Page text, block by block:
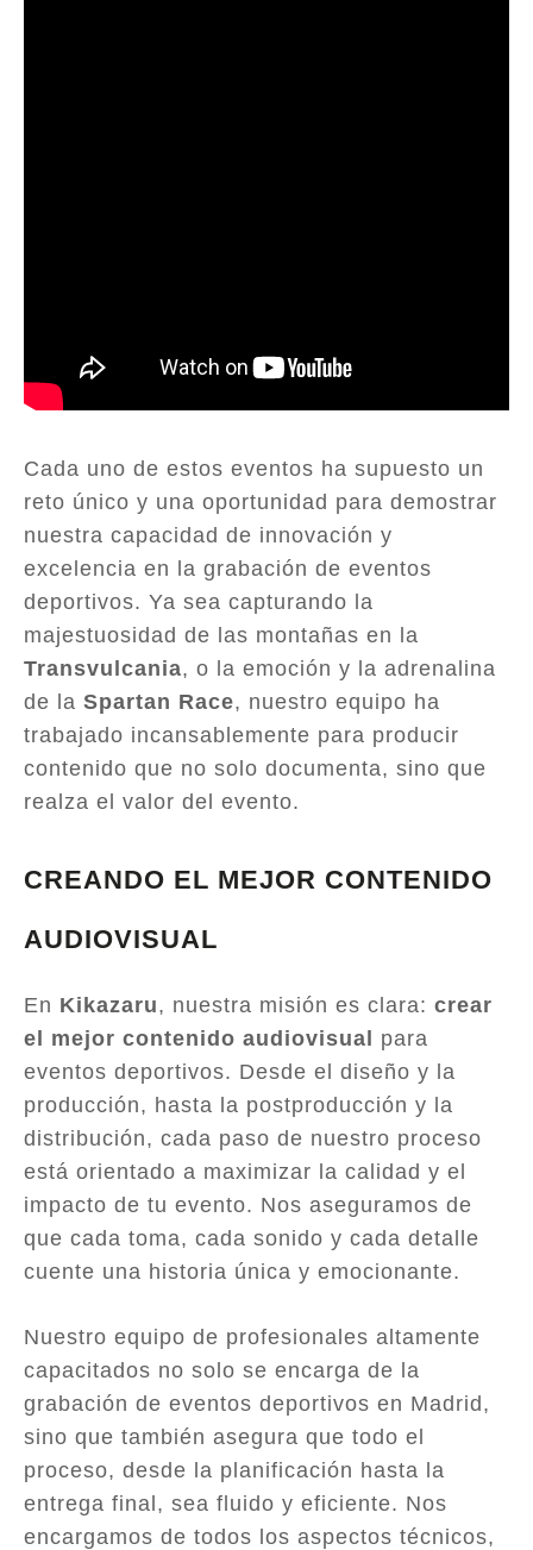
Cada uno de estos eventos ha supuesto un
reto único y una oportunidad para demostrar
nuestra capacidad de innovación y
excelencia en la grabación de eventos
deportivos. Ya sea capturando la
majestuosidad de las montañas en la
Transvulcania, o la emoción y la adrenalina
de la Spartan Race, nuestro equipo ha
trabajado incansablemente para producir
contenido que no solo documenta, sino que
realza el valor del evento.
CREANDO EL MEJOR CONTENIDO
AUDIOVISUAL
En Kikazaru, nuestra misión es clara: crear
el mejor contenido audiovisual
para
eventos deportivos. Desde el diseño y la
producción, hasta la postproducción y la
distribución, cada paso de nuestro proceso
está orientado a maximizar la calidad y el
impacto de tu evento. Nos aseguramos de
que cada toma, cada sonido y cada detalle
cuente una historia única y emocionante.
Nuestro equipo de profesionales altamente
capacitados no solo se encarga de la
grabación de eventos deportivos en Madrid,
sino que también asegura que todo el
proceso, desde la planificación hasta la
entrega final, sea fluido y eficiente. Nos
encargamos de todos los aspectos técnicos,